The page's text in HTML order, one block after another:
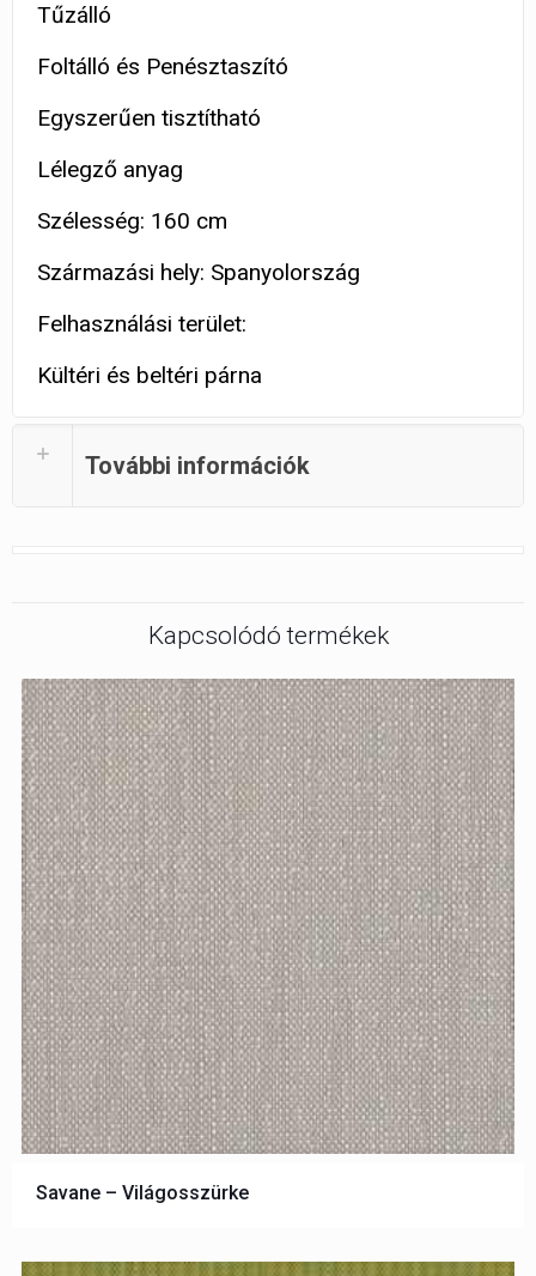
Tűzálló
Foltálló és Penésztaszító
Egyszerűen tisztítható
Lélegző anyag
Szélesség: 160 cm
Származási hely: Spanyolország
Felhasználási terület:
Kültéri és beltéri párna
További információk
Kapcsolódó termékek
Savane – Világosszürke